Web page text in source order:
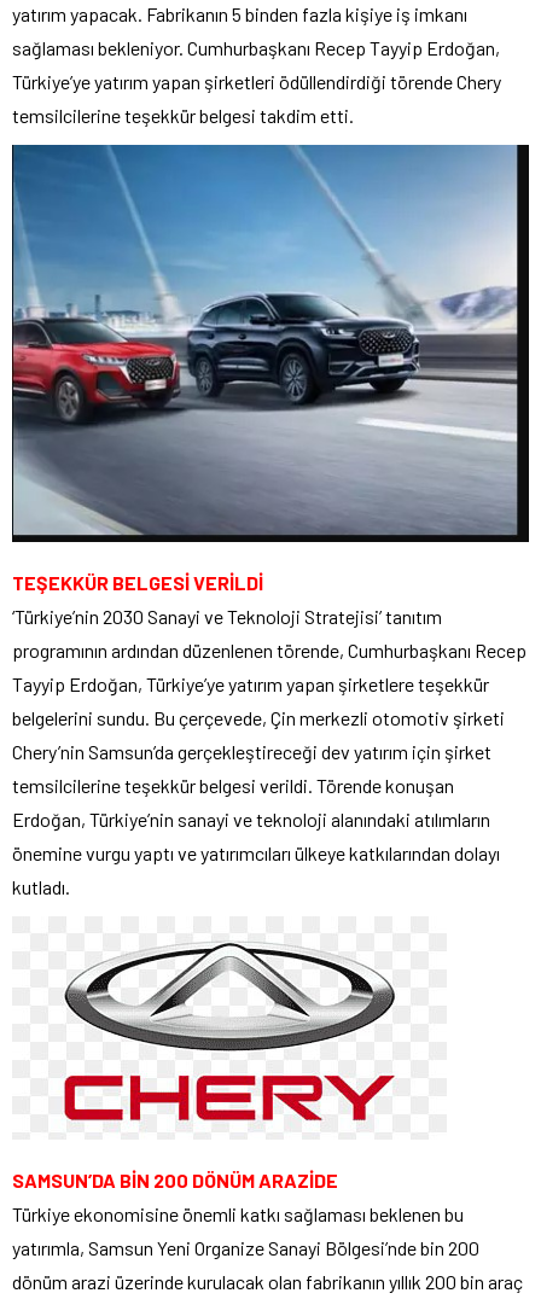
yatırım yapacak. Fabrikanın 5 binden fazla kişiye iş imkanı
sağlaması bekleniyor. Cumhurbaşkanı Recep Tayyip Erdoğan,
Türkiye’ye yatırım yapan şirketleri ödüllendirdiği törende Chery
temsilcilerine teşekkür belgesi takdim etti.
TEŞEKKÜR BELGESİ VERİLDİ
‘Türkiye’nin 2030 Sanayi ve Teknoloji Stratejisi’ tanıtım
programının ardından düzenlenen törende, Cumhurbaşkanı Recep
Tayyip Erdoğan, Türkiye’ye yatırım yapan şirketlere teşekkür
belgelerini sundu. Bu çerçevede, Çin merkezli otomotiv şirketi
Chery’nin Samsun’da gerçekleştireceği dev yatırım için şirket
temsilcilerine teşekkür belgesi verildi. Törende konuşan
Erdoğan, Türkiye’nin sanayi ve teknoloji alanındaki atılımların
önemine vurgu yaptı ve yatırımcıları ülkeye katkılarından dolayı
kutladı.
SAMSUN’DA BİN 200 DÖNÜM ARAZİDE
Türkiye ekonomisine önemli katkı sağlaması beklenen bu
yatırımla, Samsun Yeni Organize Sanayi Bölgesi’nde bin 200
dönüm arazi üzerinde kurulacak olan fabrikanın yıllık 200 bin araç